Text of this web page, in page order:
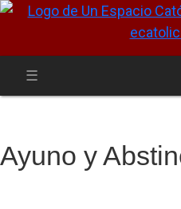
Ayuno y